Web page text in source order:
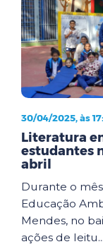
30/04/2025, às
Literatura
estudantes
abril
Durante o
Educação
Mendes, no
ações de leitu...